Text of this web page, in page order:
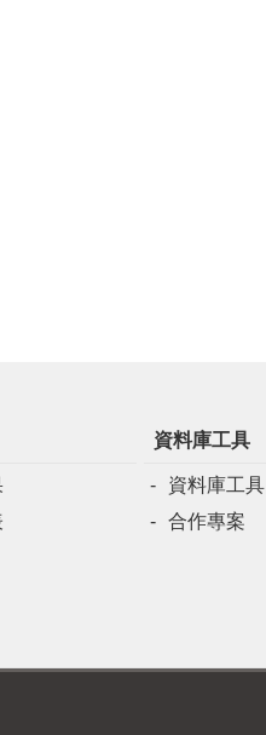
資料庫工具
資料庫工具
合作專案